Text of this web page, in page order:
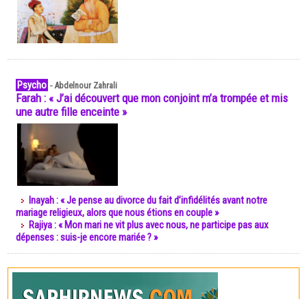
Psycho -Abdelnour Zahrali
Farah : « J’ai découvert que mon conjoint m’a trompée et mis
une autre fille enceinte »
Inayah : « Je pense au divorce du fait d’infidélités avant notre
mariage religieux, alors que nous étions en couple »
Rajiya : « Mon mari ne vit plus avec nous, ne participe pas aux
dépenses : suis-je encore mariée ? »